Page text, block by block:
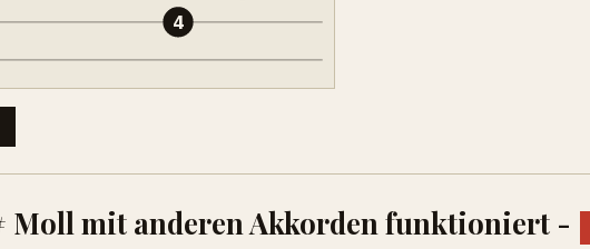
4
Moll mit anderen Akkorden funktioniert -